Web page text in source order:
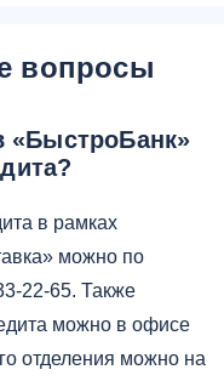
вопросы
«БыстроБанк»
в рамках
можно по
22-65. Также
можно в офисе
отделения можно на